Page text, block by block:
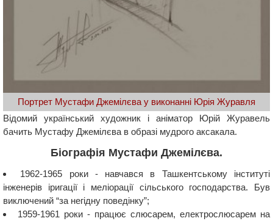
Портрет Мустафи Джемілєва у виконанні Юрія Журавля
Відомий український художник і аніматор Юрій Журавель
бачить Мустафу Джемілєва в образі мудрого аксакала.
Біографія Мустафи Джемілєва.
1962-1965 роки - навчався в Ташкентському інституті
інженерів іригації і меліорації сільського господарства. Був
виключений “за негідну поведінку”;
1959-1961 роки - працює слюсарем, електрослюсарем на